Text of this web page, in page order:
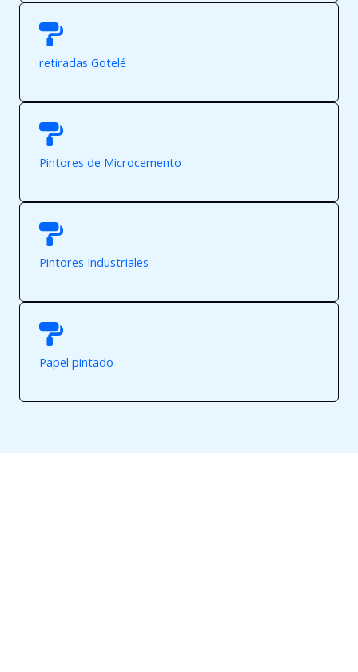
retiradas Gotelé
Pintores de Microcemento
Pintores Industriales
Papel pintado